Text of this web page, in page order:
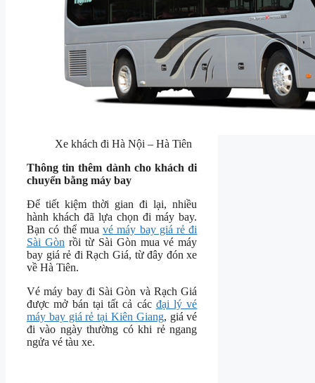
Xe khách đi Hà Nội – Hà Tiên
Thông tin thêm dành cho khách di
chuyển bằng máy bay
Để tiết kiệm thời gian đi lại, nhiều
hành khách đã lựa chọn đi máy bay.
Bạn có thể muavé máy bay giá rẻ đi
Sài Gòn rồi từ Sài Gòn mua vé máy
bay giá rẻ đi Rạch Giá, từ đây đón xe
về Hà Tiên.
Vé máy bay đi Sài Gòn và Rạch Giá
được mở bán tại tất cả các đại lý vé
máy bay giá rẻ tại Kiên Giang, giá vé
đi vào ngày thường có khi rẻ ngang
ngửa vé tàu xe.